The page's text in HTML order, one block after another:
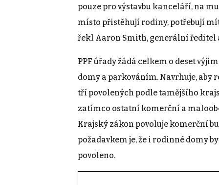
pouze pro výstavbu kanceláří, na
místo přistěhují rodiny, potřebují mít
řekl Aaron Smith, generální ředitel
PPF úřady žádá celkem o deset
domy a parkováním. Navrhuje, aby
tří povolených podle tamějšího
zatímco ostatní komerční a
Krajský zákon povoluje komerční
požadavkem je, že i rodinné domy
povoleno.